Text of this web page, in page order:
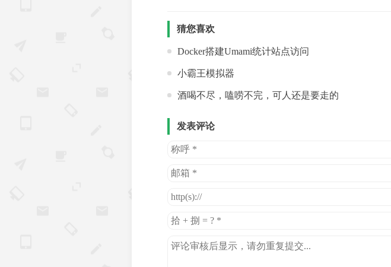
猜您喜欢
Docker搭建Umami统计站点访问
小霸王模拟器
酒喝不尽，嗑唠不完，可人还是要走的
发表评论